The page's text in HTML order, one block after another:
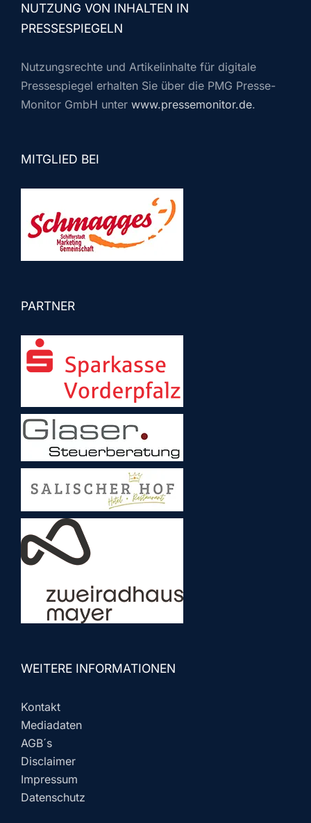
NUTZUNG VON INHALTEN IN
PRESSESPIEGELN
Nutzungsrechte und Artikelinhalte für digitale
Pressespiegel erhalten Sie über die PMG Presse-
Monitor GmbH unter www.pressemonitor.de.
MITGLIED BEI
PARTNER
WEITERE INFORMATIONEN
Kontakt
Mediadaten
AGB´s
Disclaimer
Impressum
Datenschutz